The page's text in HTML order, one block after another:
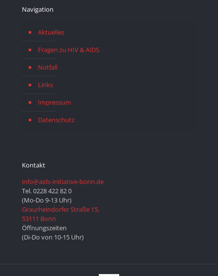
Navigation
Aktuelles
Fragen zu HIV & AIDS
Notfall
Links
Impressum
Datenschutz
Kontakt
info@aids-initiative-bonn.de
Tel. 0228 422 82 0
(Mo-Do 9-13 Uhr)
Graurheindorfer Straße 15,
53111 Bonn
Öffnungszeiten
(Di-Do von 10-15 Uhr)